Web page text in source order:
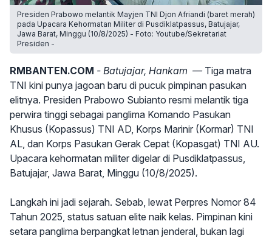
Presiden Prabowo melantik Mayjen TNI Djon Afriandi (baret merah)
pada Upacara Kehormatan Militer di Pusdiklatpassus, Batujajar,
Jawa Barat, Minggu (10/8/2025) - Foto: Youtube/Sekretariat
Presiden -
RMBANTEN.COM - Batujajar, Hankam — Tiga matra
TNI kini punya jagoan baru di pucuk pimpinan pasukan
elitnya. Presiden Prabowo Subianto resmi melantik tiga
perwira tinggi sebagai panglima Komando Pasukan
Khusus (Kopassus) TNI AD, Korps Marinir (Kormar) TNI
AL, dan Korps Pasukan Gerak Cepat (Kopasgat) TNI AU.
Upacara kehormatan militer digelar di Pusdiklatpassus,
Batujajar, Jawa Barat, Minggu (10/8/2025).
Langkah ini jadi sejarah. Sebab, lewat Perpres Nomor 84
Tahun 2025, status satuan elite naik kelas. Pimpinan kini
setara panglima berpangkat letnan jenderal, bukan lagi